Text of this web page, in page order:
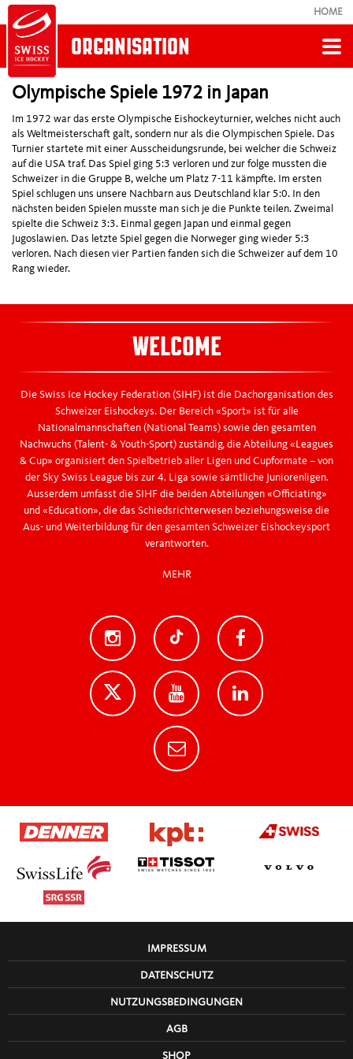
HOME
ORGANISATION
Zurück
HISTORY
Neuer Pokal "Twin-Skate"
PostFinance Top Scorer
Swiss Ice Hockey Challenge
Fusion von SIHA/ Regio League/ National League.
Zusammen bilden sie SIHF
Erste Austragung der Arosa Challenge
1995 Frauen EM 3. Rang
1985 Erste Frauen Eishockey Meisterschaft
1968 Autonomie der National League
1926 Beitritt Swiss Olympics
Frauen A-WM 3. Rang
1998 Umbenennung SEHV zu SIHA
1937 Erste NLA Saison
1948 Erste NLB Saison
1920 Einführung Eishockey Weltmeisterschaft
Olympische Spiele 1972 in Japan
Im 1972 war das erste Olympische Eishockeyturnier, welches nicht auch
als Weltmeisterschaft galt, sondern nur als die Olympischen Spiele. Das
Turnier startete mit einer Ausscheidungsrunde, bei welcher die Schweiz
auf die USA traf. Das Spiel ging 5:3 verloren und zur folge mussten die
Schweizer in die Gruppe B, welche um Platz 7-11 kämpfte. Im ersten
Spiel schlugen uns unsere Nachbarn aus Deutschland klar 5:0. In den
nächsten beiden Spielen musste man sich je die Punkte teilen. Zweimal
spielte die Schweiz 3:3. Einmal gegen Japan und einmal gegen
Jugoslawien. Das letzte Spiel gegen die Norweger ging wieder 5:3
verloren. Nach diesen vier Partien fanden sich die Schweizer auf dem 10
Rang wieder.
WELCOME
Die Swiss Ice Hockey Federation (SIHF) ist die Dachorganisation des
Schweizer Eishockeys. Der Bereich «Sport» ist für alle
Nationalmannschaften (National Teams) sowie den gesamten
Nachwuchs (Talent- & Youth-Sport) zuständig, die Abteilung «Leagues
& Cup» organisiert den Spielbetrieb aller Ligen und Cupformate – von
der Sky Swiss League bis zur 4. Liga sowie sämtliche Juniorenligen.
Ausserdem umfasst die SIHF die beiden Abteilungen «Officiating»
und «Education», die das Schiedsrichterwesen beziehungsweise die
Aus- und Weiterbildung für den gesamten Schweizer Eishockeysport
verantworten.
MEHR
IMPRESSUM
DATENSCHUTZ
NUTZUNGSBEDINGUNGEN
AGB
SHOP